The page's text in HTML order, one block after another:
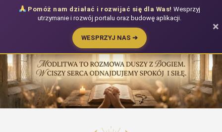
do
treści
Pomóż nam działać i rozwijać się dla Was! Wesprzyj
utrzymanie i rozwój portalu oraz budowę aplikacji.
WESPRZYJ NAS ➔
×